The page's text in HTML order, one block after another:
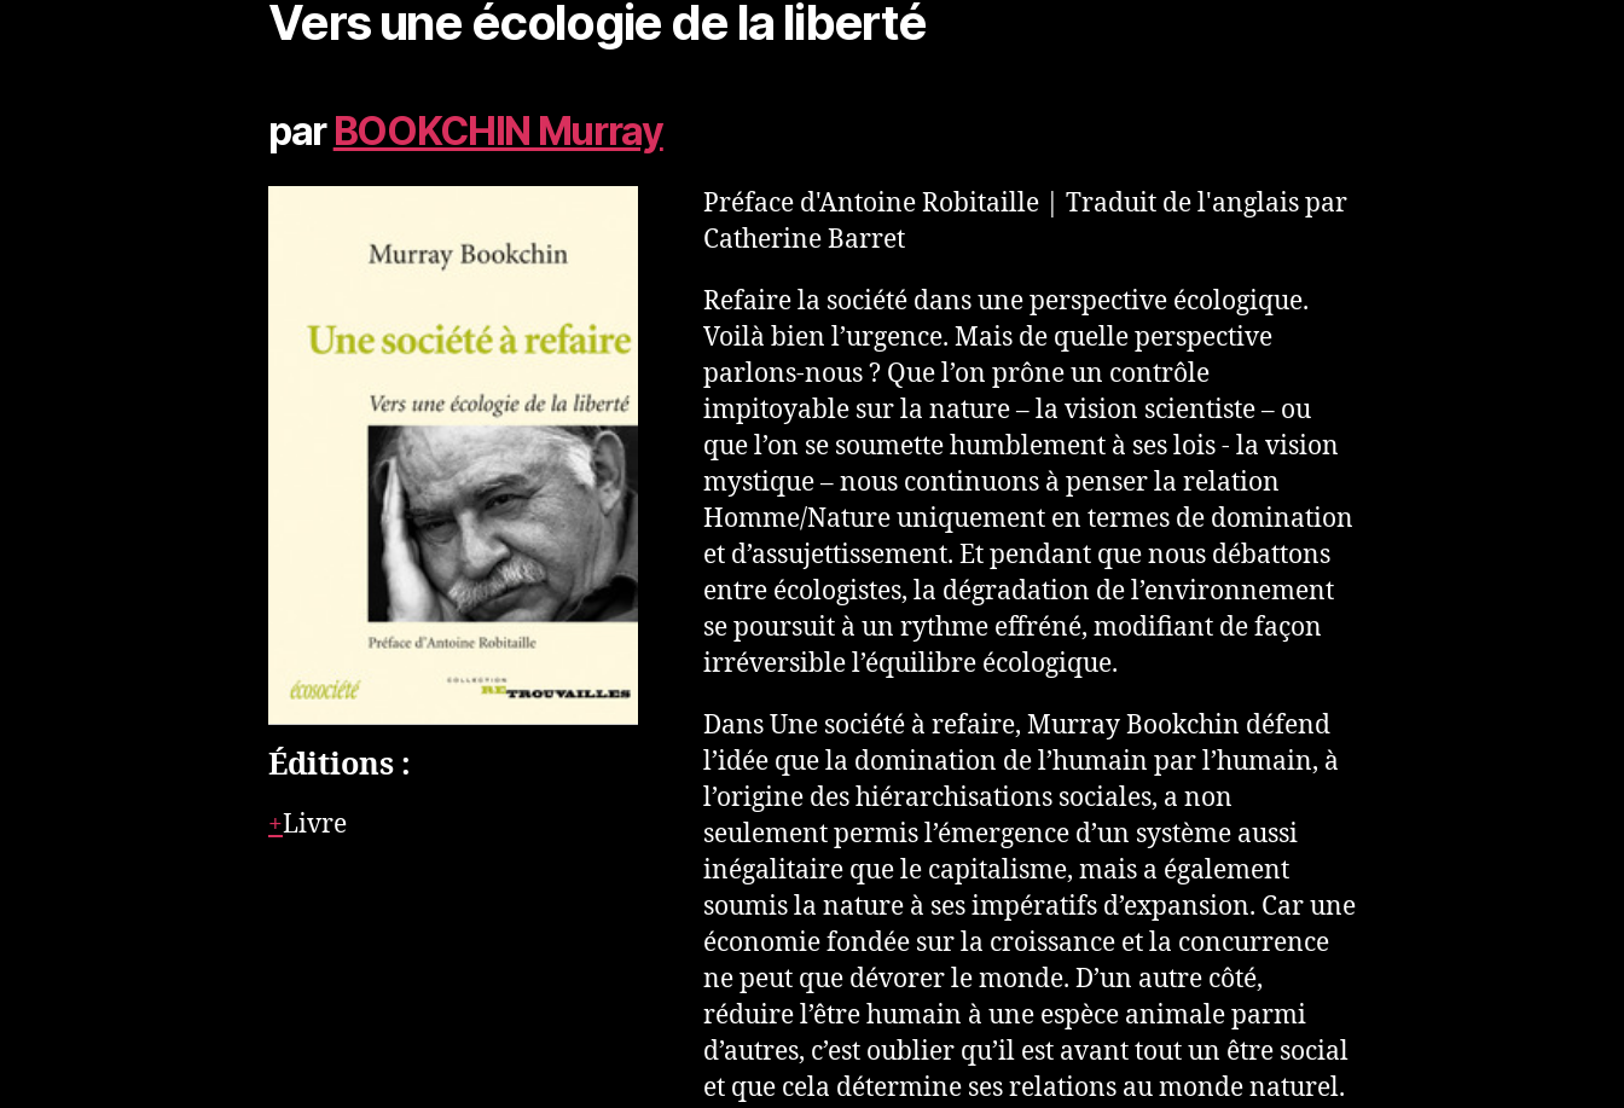
Vers une écologie de la liberté
parBOOKCHIN Murray
Éditions :
Livre
Préface d'Antoine Robitaille | Traduit de l'anglais par
Catherine Barret
Refaire la société dans une perspective écologique.
Voilà bien l’urgence. Mais de quelle perspective
parlons-nous ? Que l’on prône un contrôle
impitoyable sur la nature – la vision scientiste – ou
que l’on se soumette humblement à ses lois - la vision
mystique – nous continuons à penser la relation
Homme/Nature uniquement en termes de domination
et d’assujettissement. Et pendant que nous débattons
entre écologistes, la dégradation de l’environnement
se poursuit à un rythme effréné, modifiant de façon
irréversible l’équilibre écologique.
Dans Une société à refaire, Murray Bookchin défend
l’idée que la domination de l’humain par l’humain, à
l’origine des hiérarchisations sociales, a non
seulement permis l’émergence d’un système aussi
inégalitaire que le capitalisme, mais a également
soumis la nature à ses impératifs d’expansion. Car une
économie fondée sur la croissance et la concurrence
ne peut que dévorer le monde. D’un autre côté,
réduire l’être humain à une espèce animale parmi
d’autres, c’est oublier qu’il est avant tout un être social
et que cela détermine ses relations au monde naturel.